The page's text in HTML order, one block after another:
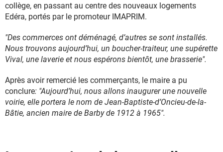
collège, en passant au centre des nouveaux logements
Edéra, portés par le promoteur IMAPRIM.
"Des commerces ont déménagé, d’autres se sont installés.
Nous trouvons aujourd’hui, un boucher-traiteur, une supérette
Vival, une laverie et nous espérons bientôt, une brasserie".
Après avoir remercié les commerçants, le maire a pu
conclure: "Aujourd’hui, nous allons inaugurer une nouvelle
voirie, elle portera le nom de Jean-Baptiste-d’Oncieu-de-la-
Bâtie, ancien maire de Barby de 1912 à 1965".